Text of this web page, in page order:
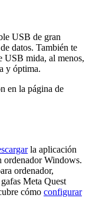
USB de gran
datos. También te
USB mida, al menos,
y óptima.
en la página de
la aplicación
ordenador Windows.
ordenador,
Meta Quest
cómo configurar